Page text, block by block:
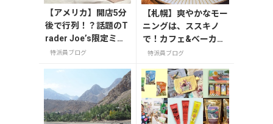
【アメリカ】開店5分
後で行列！？話題のT
rader Joe’s限定ミニ
トート発売日レポ
特派員ブログ
【札幌】爽やかなモー
ニングは、ススキノ
で！カフェ&べーカリ
ー「ESPRESSO D WO
ディーワークス）
特派員ブログ